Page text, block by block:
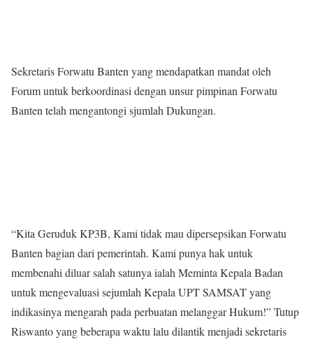
Sekretaris Forwatu Banten yang mendapatkan mandat oleh
Forum untuk berkoordinasi dengan unsur pimpinan Forwatu
Banten telah mengantongi sjumlah Dukungan.
“Kita Geruduk KP3B, Kami tidak mau dipersepsikan Forwatu
Banten bagian dari pemerintah. Kami punya hak untuk
membenahi diluar salah satunya ialah Meminta Kepala Badan
untuk mengevaluasi sejumlah Kepala UPT SAMSAT yang
indikasinya mengarah pada perbuatan melanggar Hukum!” Tutup
Riswanto yang beberapa waktu lalu dilantik menjadi sekretaris